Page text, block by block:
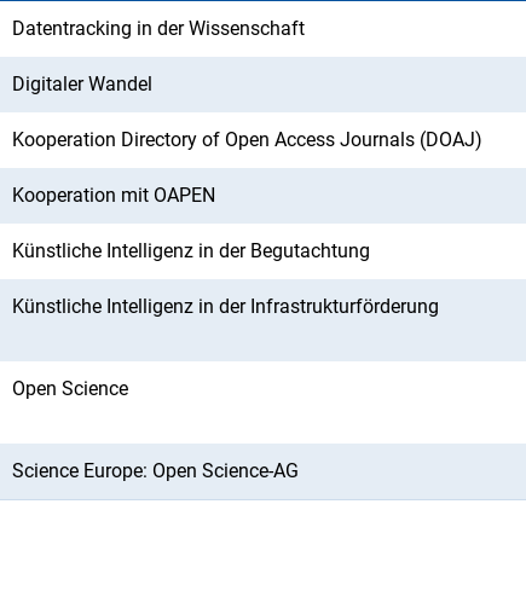
Datentracking in der Wissenschaft
Digitaler Wandel
Kooperation Directory of Open Access Journals (DOAJ)
Kooperation mit OAPEN
Künstliche Intelligenz in der Begutachtung
Künstliche Intelligenz in der Infrastrukturförderung
Open Science
Science Europe: Open Science-AG